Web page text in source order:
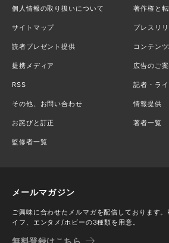
個人情報の取り扱いについて 著作権と
サイトマップ プレスリ
読者プレゼント提供 コンテン
提携メディア 広告のご案
RSS 記者・ラ
その他、お問い合わせ 情報提供
お詫びと訂正 著者一覧
監修者一覧
メールマガジン
ご興味に合わせたメルマガを配信しております
イフ、エンタメ/ホビーの3種類を用意。
無料登録はこちら